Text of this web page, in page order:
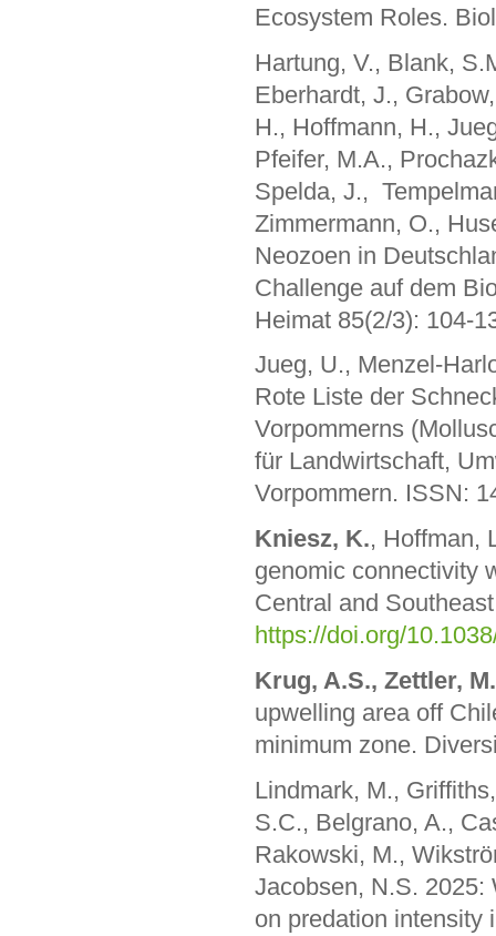
Ecosystem Roles.
Hartung, V., Blank,
Eberhardt, J.,
H., Hoffmann, H.,
Pfeifer, M.A.,
Spelda, J.,
Zimmermann, O.,
Neozoen in
Challenge auf dem
Heimat 85(2/3): 104-
Jueg, U., Menzel-
Rote Liste der
Vorpommerns
für Landwirtschaft,
Vorpommern. ISSN:
Kniesz, K., Hoffman,
genomic connectivity
Central and
https://doi.org/
Krug, A.S., Zettler,
upwelling area off
minimum zone.
Lindmark, M.,
S.C., Belgrano, A.,
Rakowski, M.,
Jacobsen, N.S. 2025:
on predation intensity